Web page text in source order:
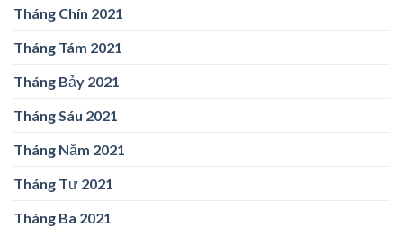
Tháng Chín 2021
Tháng Tám 2021
Tháng Bảy 2021
Tháng Sáu 2021
Tháng Năm 2021
Tháng Tư 2021
Tháng Ba 2021